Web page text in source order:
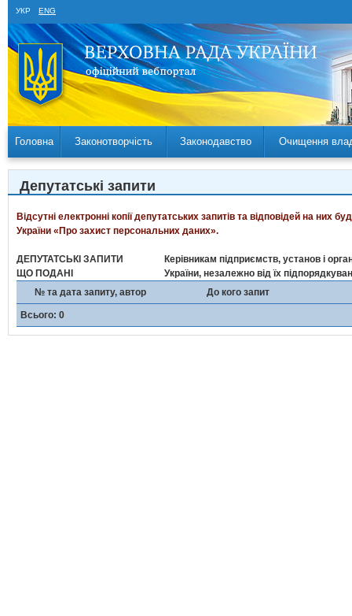
УКР ENG
Головна Законотворчість Законодавство Очищення
Депутатські запити
Відсутні електронні копії депутатських запитів та відповідей на
України «Про захист персональних даних».
ДЕПУТАТСЬКІ ЗАПИТИ
ЩО ПОДАНІ
Керівникам підприємств, установ і
України, незалежно від їх
№ та дата запиту, автор
До кого запит
Всього: 0